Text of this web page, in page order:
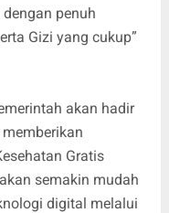
penuh
Gizi yang cukup”
akan hadir
Gratis
semakin mudah
digital melalui